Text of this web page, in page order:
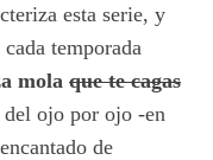
esta serie, y
temporada
mola que te cagas
del ojo por ojo -en
de